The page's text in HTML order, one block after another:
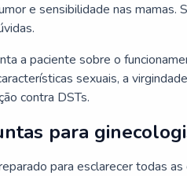
e sensibilidade nas mamas.
a paciente sobre o
sexuais, a
contra DSTs.
para
para esclarecer todas